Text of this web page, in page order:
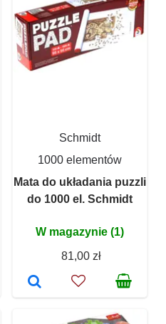
Schmidt
1000 elementów
Mata do układania puzzli
do 1000 el. Schmidt
W magazynie (1)
81,00 zł